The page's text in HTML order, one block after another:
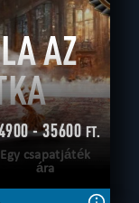
AZ
- 35600 FT.
Egy csapatjáték
ára